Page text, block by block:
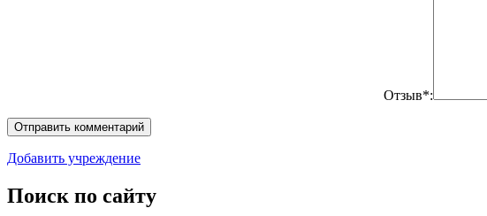
Отзыв*:
Добавить учреждение
Поиск по сайту